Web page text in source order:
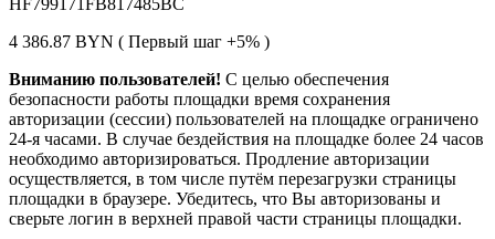
HF799171FB817485BC
4 386.87 BYN ( Первый шаг +5% )
Вниманию пользователей! С целью обеспечения
безопасности работы площадки время сохранения
авторизации (сессии) пользователей на площадке ограничено
24-я часами. В случае бездействия на площадке более 24 часов
необходимо авторизироваться. Продление авторизации
осуществляется, в том числе путём перезагрузки страницы
площадки в браузере. Убедитесь, что Вы авторизованы и
сверьте логин в верхней правой части страницы площадки.